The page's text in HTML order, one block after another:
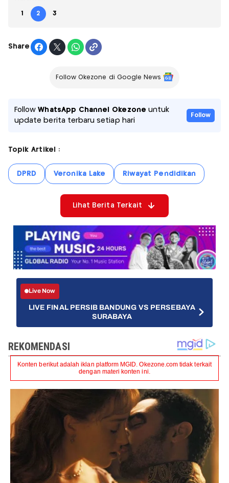
1 2 3
Share
Follow Okezone di Google News
FollowWhatsApp Channel Okezone untuk
update berita terbaru setiap hari
Follow
Topik Artikel :
DPRD Veronika Lake Riwayat Pendidikan
Lihat Berita Terkait
Live Now
LIVE FINAL PERSIB BANDUNG VS PERSEBAYA
SURABAYA